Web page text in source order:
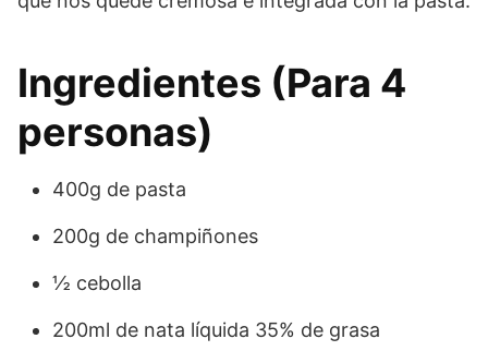
Ingredientes (Para 4
personas)
400g de pasta
200g de champiñones
½ cebolla
200ml de nata líquida 35% de grasa